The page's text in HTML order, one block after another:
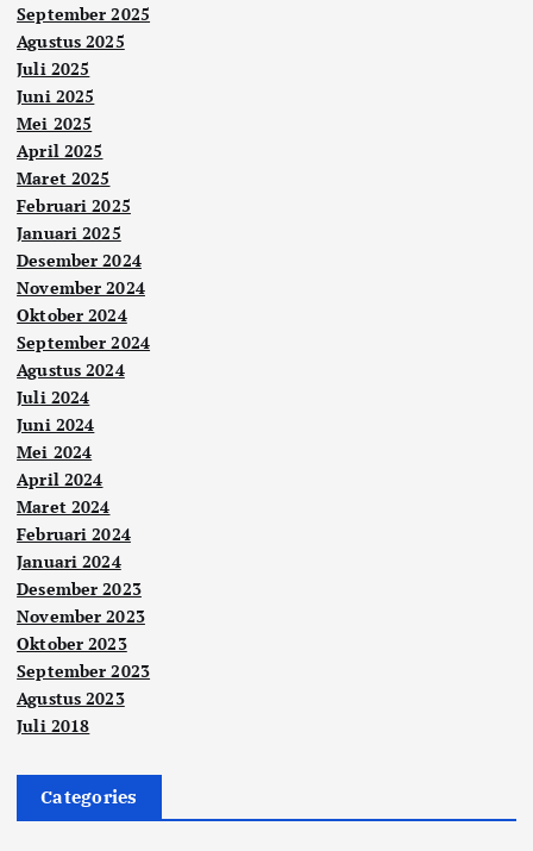
September 2025
Agustus 2025
Juli 2025
Juni 2025
Mei 2025
April 2025
Maret 2025
Februari 2025
Januari 2025
Desember 2024
November 2024
Oktober 2024
September 2024
Agustus 2024
Juli 2024
Juni 2024
Mei 2024
April 2024
Maret 2024
Februari 2024
Januari 2024
Desember 2023
November 2023
Oktober 2023
September 2023
Agustus 2023
Juli 2018
Categories